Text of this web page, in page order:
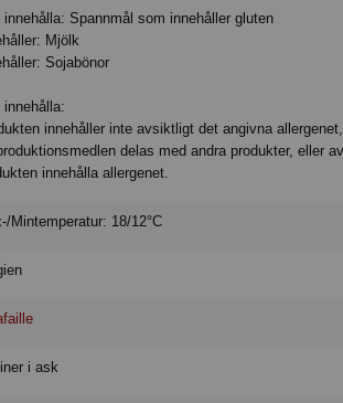
innehålla: Spannmål som innehåller gluten
Mjölk
Sojabönor
innehålla:
innehåller inte avsiktligt det angivna
delas med andra produkter, eller
innehålla allergenet.
Mintemperatur: 18/12°C
i ask